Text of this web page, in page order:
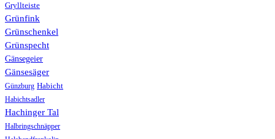
Gryllteiste
Grünfink
Grünschenkel
Grünspecht
Gänsegeier
Gänsesäger
Günzburg Habicht
Habichtsadler
Hachinger Tal
Halbringschnäpper